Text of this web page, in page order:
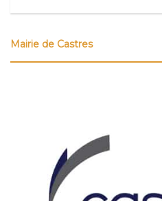
Mairie de Castres